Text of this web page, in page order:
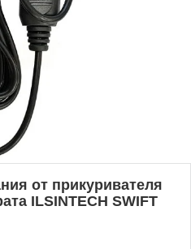
от прикуривателя
ILSINTECH SWIFT